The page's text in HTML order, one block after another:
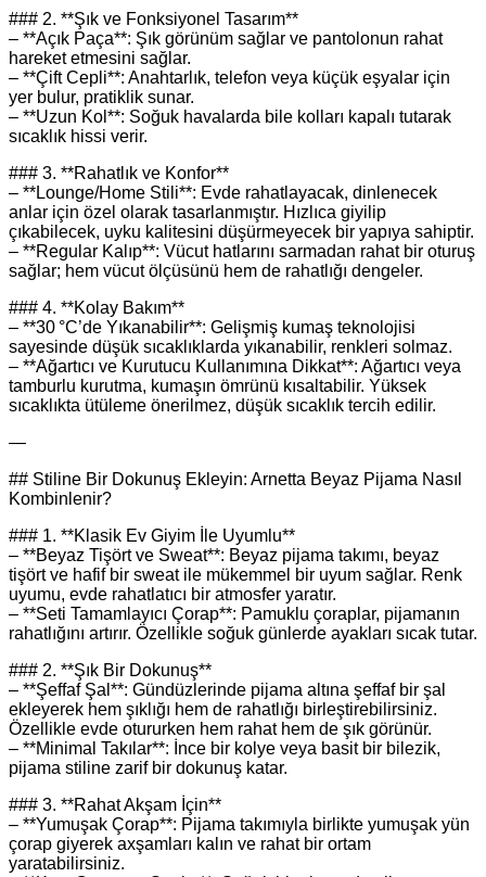
### 2. **Şık ve Fonksiyonel Tasarım**
– **Açık Paça**: Şık görünüm sağlar ve pantolonun rahat
hareket etmesini sağlar.
– **Çift Cepli**: Anahtarlık, telefon veya küçük eşyalar için
yer bulur, pratiklik sunar.
– **Uzun Kol**: Soğuk havalarda bile kolları kapalı tutarak
sıcaklık hissi verir.
### 3. **Rahatlık ve Konfor**
– **Lounge/Home Stili**: Evde rahatlayacak, dinlenecek
anlar için özel olarak tasarlanmıştır. Hızlıca giyilip
çıkabilecek, uyku kalitesini düşürmeyecek bir yapıya sahiptir.
– **Regular Kalıp**: Vücut hatlarını sarmadan rahat bir oturuş
sağlar; hem vücut ölçüsünü hem de rahatlığı dengeler.
### 4. **Kolay Bakım**
– **30 °C’de Yıkanabilir**: Gelişmiş kumaş teknolojisi
sayesinde düşük sıcaklıklarda yıkanabilir, renkleri solmaz.
– **Ağartıcı ve Kurutucu Kullanımına Dikkat**: Ağartıcı veya
tamburlu kurutma, kumaşın ömrünü kısaltabilir. Yüksek
sıcaklıkta ütüleme önerilmez, düşük sıcaklık tercih edilir.
—
## Stiline Bir Dokunuş Ekleyin: Arnetta Beyaz Pijama Nasıl
Kombinlenir?
### 1. **Klasik Ev Giyim İle Uyumlu**
– **Beyaz Tişört ve Sweat**: Beyaz pijama takımı, beyaz
tişört ve hafif bir sweat ile mükemmel bir uyum sağlar. Renk
uyumu, evde rahatlatıcı bir atmosfer yaratır.
– **Seti Tamamlayıcı Çorap**: Pamuklu çoraplar, pijamanın
rahatlığını artırır. Özellikle soğuk günlerde ayakları sıcak tutar.
### 2. **Şık Bir Dokunuş**
– **Şeffaf Şal**: Gündüzlerinde pijama altına şeffaf bir şal
ekleyerek hem şıklığı hem de rahatlığı birleştirebilirsiniz.
Özellikle evde otururken hem rahat hem de şık görünür.
– **Minimal Takılar**: İnce bir kolye veya basit bir bilezik,
pijama stiline zarif bir dokunuş katar.
### 3. **Rahat Akşam İçin**
– **Yumuşak Çorap**: Pijama takımıyla birlikte yumuşak yün
çorap giyerek axşamları kalın ve rahat bir ortam
yaratabilirsiniz.